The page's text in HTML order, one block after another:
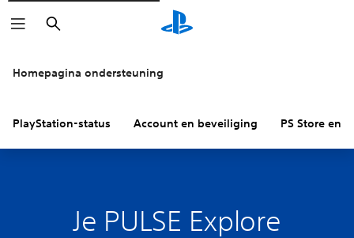
Zoeken
Homepagina ondersteuning
PlayStation-status Account en beveiliging PS Store en
Je PULSE Explore